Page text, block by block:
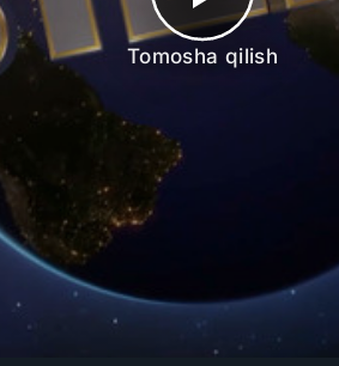
Tomosha qilish